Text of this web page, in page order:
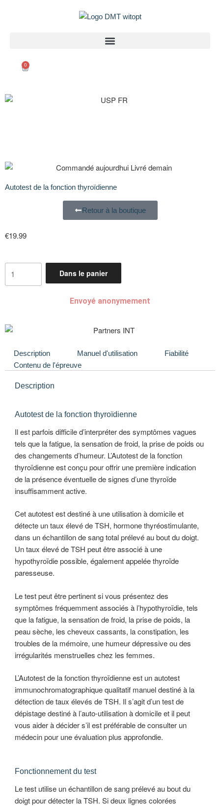
0
Autotest de la fonction thyroïdienne
Retour à la boutique
€19.99
Dans le panier
Envoyé anonymement
Description Manuel d'utilisation
Fiabilité
Contenu de l'épreuve
Description
Autotest de la fonction thyroïdienne
Il est parfois difficile d’interpréter des symptômes vagues
tels que la fatigue, la sensation de froid, la prise de poids ou
des changements d’humeur. L’Autotest de la fonction
thyroïdienne est conçu pour offrir une première indication
de la présence éventuelle de signes d’une thyroïde
insuffisamment active.
Cet autotest est destiné à une utilisation à domicile et
détecte un taux élevé de TSH, hormone thyréostimulante,
dans un échantillon de sang total prélevé au bout du doigt.
Un taux élevé de TSH peut être associé à une
hypothyroïdie possible, également appelée thyroïde
paresseuse.
Le test peut être pertinent si vous présentez des
symptômes fréquemment associés à l’hypothyroïdie, tels
que la fatigue, la sensation de froid, la prise de poids, la
peau sèche, les cheveux cassants, la constipation, les
troubles de la mémoire, une humeur dépressive ou des
irrégularités menstruelles chez les femmes.
L’Autotest de la fonction thyroïdienne est un autotest
immunochromatographique qualitatif manuel destiné à la
détection de taux élevés de TSH. Il s’agit d’un test de
dépistage destiné à l’auto-utilisation à domicile et il peut
vous aider à décider s’il est préférable de consulter un
médecin pour une évaluation plus approfondie.
Fonctionnement du test
Le test utilise un échantillon de sang prélevé au bout du
doigt pour détecter la TSH. Si deux lignes colorées